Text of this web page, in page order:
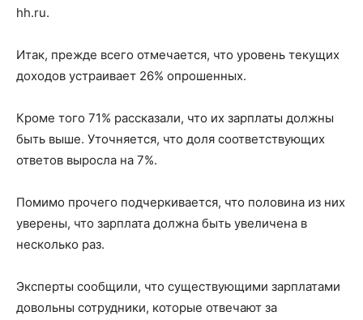
hh.ru.
Итак, прежде всего отмечается, что уровень текущих
доходов устраивает 26% опрошенных.
Кроме того 71% рассказали, что их зарплаты должны
быть выше. Уточняется, что доля соответствующих
ответов выросла на 7%.
Помимо прочего подчеркивается, что половина из них
уверены, что зарплата должна быть увеличена в
несколько раз.
Эксперты сообщили, что существующими зарплатами
довольны сотрудники, которые отвечают за